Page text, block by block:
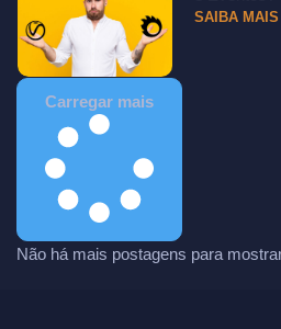
SAIBA
Carregar mais
Não há mais postagens para